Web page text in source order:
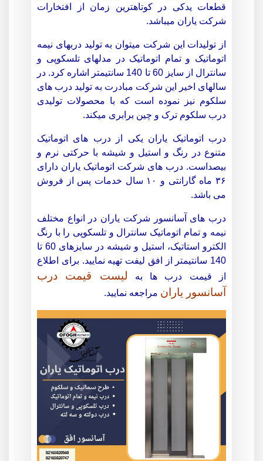
قطعات یدکی در کوتاهترین زمان از افتخارات
شرکت یاران میباشد.
از تولیدات این شرکت میتوان به تولید دربهای نیمه
اتوماتیک و تمام اتوماتیک در مدلهای تلسکوپی و
سانترال از سایز 60 تا 140 سانتیمتر اشاره کرد. در
سالهای اخیر این شرکت مبادرت به تولید درب های
سلکوم نیز نموده است که با محصولات تولیدی
درب سلکوم ترک و چین برابری میکند.
درب اتوماتیک یاران یکی از درب های اتوماتیک
متنوع در رنگ و استیل و شیشه با حرکتی نرم و
بیصداست. درب های شرکت اتوماتیک یاران دارای
۳۶ ماه گارانتی و ۱۰ سال خدمات پس از فروش
می باشد.
درب های آسانسور شرکت یاران در انواع مختلف
نیمه و تمام اتوماتیک سانترال و تلسکوپی را با رنگ
الکترو استاتیک، استیل و شیشه در سایزهای 60 تا
140 سانتیمتر از افق لیفت تهیه نمایید. برای اطلاع
از قیمت درب ها به لیست قیمت درب
آسانسور یاران مراجعه نمایید.